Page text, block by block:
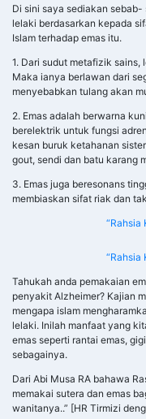
membiaskan sifat riak dan
“Rahsia
“Rahsia
Tahukah anda pemakaian
mengapa islam
lelaki. Inilah manfaat yang
emas seperti rantai emas,
sebagainya.
Dari Abi Musa RA bahawa
memakai sutera dan emas
wanitanya..” [HR Tirmizi
RasulNya, para sahabat tak
kemudian, pada beberapa
dalam berbagai perintah
Begitu pula dengan larangan
termasuk emas putih.
dalam Islam. Para ahli fizik
jika lelaki mengenakan
waktu yang lama, maka
air kencing akan